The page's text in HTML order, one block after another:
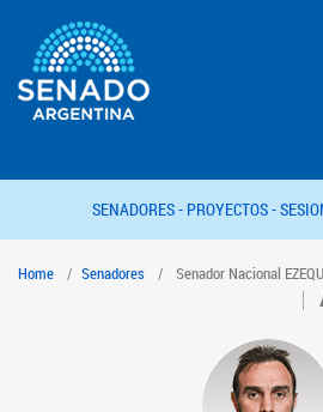
SENADORES - PROYECTOS -
Home Senadores Senador Nacional